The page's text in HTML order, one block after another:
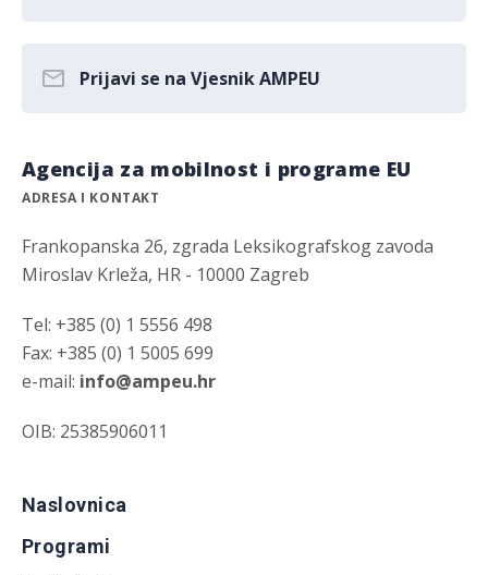
Prijavi se na Vjesnik AMPEU
Agencija za mobilnost i programe EU
ADRESA I KONTAKT
Frankopanska 26, zgrada Leksikografskog zavoda
Miroslav Krleža, HR - 10000 Zagreb
Tel: +385 (0) 1 5556 498
Fax: +385 (0) 1 5005 699
e-mail: info@ampeu.hr
OIB: 25385906011
Naslovnica
Programi